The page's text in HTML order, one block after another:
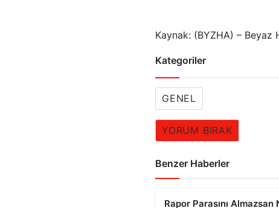
Kaynak: (BYZHA) – Beyaz
Kategoriler
GENEL
YORUM BIRAK
Benzer Haberler
Rapor Parasını Almazsan